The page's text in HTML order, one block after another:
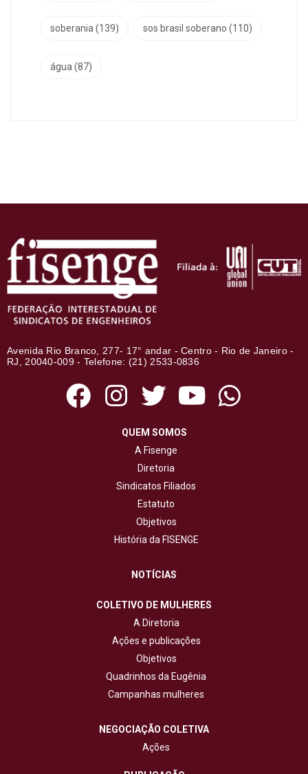
soberania(139) sos brasil soberano (110)
água(87)
Avenida Rio Branco, 277- 17° andar - Centro - Rio de Janeiro -
RJ, 20040-009 - Telefone: (21) 2533-0836
QUEM SOMOS
A Fisenge
Diretoria
Sindicatos Filiados
Estatuto
Objetivos
História da FISENGE
NOTÍCIAS
COLETIVO DE MULHERES
A Diretoria
Ações e publicações
Objetivos
Quadrinhos da Eugênia
Campanhas mulheres
NEGOCIAÇÃO COLETIVA
Ações